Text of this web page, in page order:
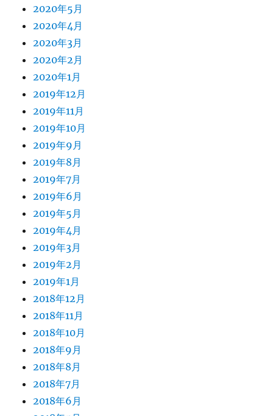
2020年5月
2020年4月
2020年3月
2020年2月
2020年1月
2019年12月
2019年11月
2019年10月
2019年9月
2019年8月
2019年7月
2019年6月
2019年5月
2019年4月
2019年3月
2019年2月
2019年1月
2018年12月
2018年11月
2018年10月
2018年9月
2018年8月
2018年7月
2018年6月